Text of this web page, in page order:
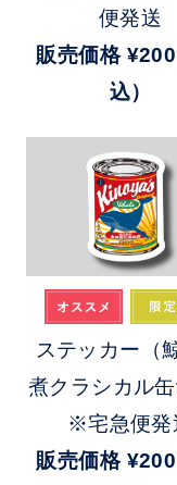
便発送
販売価格 ¥200
込）
ステッカー（
煮クラシカル缶
※宅急便発
販売価格 ¥200